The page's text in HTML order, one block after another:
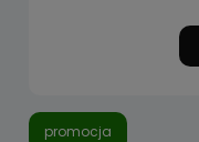
promocja